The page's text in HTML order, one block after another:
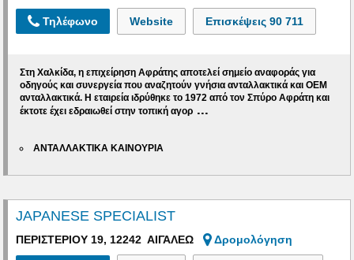
Τηλέφωνο Website Επισκέψεις90 711
Στη Χαλκίδα, ηεπιχείρηση Αφράτηςαποτελεί σημείο αναφοράς για
οδηγούς και συνεργεία που αναζητούνγνήσια ανταλλακτικά και OEM
ανταλλακτικά. Η εταιρείαιδρύθηκε το 1972 από τον Σπύρο Αφράτηκαι
έκτοτε έχει εδραιωθεί στην τοπική αγορ ...
ΑΝΤΑΛΛΑΚΤΙΚΑ ΚΑΙΝΟΥΡΙΑ
JAPANESE SPECIALIST
ΠΕΡΙΣΤΕΡΙΟΥ 19, 12242 ΑΙΓΑΛΕΩ Δρομολόγηση